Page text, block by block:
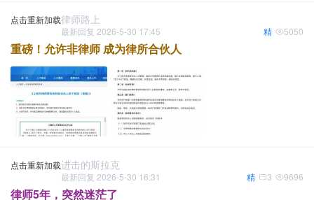
点击重新加载律师路上
最新回复 2026-5-30 17:45 5050
精
重磅！允许非律师 成为律所合伙人
点击重新加载进击的斯拉克
最新回复 2026-5-30 16:31 9696
3
精
律师5年，突然迷茫了